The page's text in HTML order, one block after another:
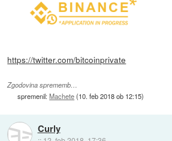
https://twitter.com/bitcoinprivate
Zgodovina sprememb…
spremenil:Machete(10. feb 2018 ob 12:15)
Curly